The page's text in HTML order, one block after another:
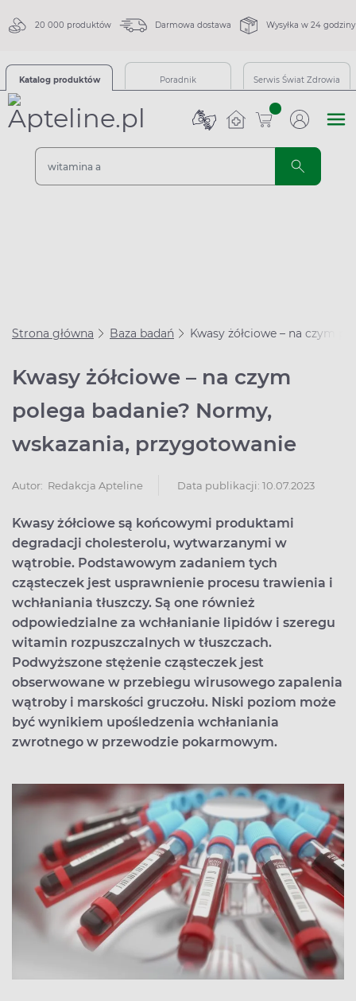
20 000 produktów Darmowa dostawa Wysyłka w 24 godziny
Katalog produktów Poradnik Serwis Świat Zdrowia
sztuk
Strona główna Baza badań Kwasy żółciowe – na czym
Kwasy żółciowe – na czym
polega badanie? Normy,
wskazania, przygotowanie
Autor: Redakcja Apteline Data publikacji: 10.07.2023
Kwasy żółciowe są końcowymi produktami
degradacji cholesterolu, wytwarzanymi w
wątrobie. Podstawowym zadaniem tych
cząsteczek jest usprawnienie procesu trawienia i
wchłaniania tłuszczy. Są one również
odpowiedzialne za wchłanianie lipidów i szeregu
witamin rozpuszczalnych w tłuszczach.
Podwyższone stężenie cząsteczek jest
obserwowane w przebiegu wirusowego zapalenia
wątroby i marskości gruczołu. Niski poziom może
być wynikiem upośledzenia wchłaniania
zwrotnego w przewodzie pokarmowym.